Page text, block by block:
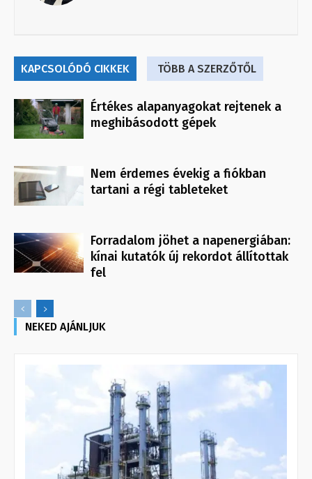
KAPCSOLÓDÓ CIKKEK TÖBB A SZERZŐTŐL
Értékes alapanyagokat rejtenek a
meghibásodott gépek
Nem érdemes évekig a fiókban
tartani a régi tableteket
Forradalom jöhet a napenergiában:
kínai kutatók új rekordot állítottak
fel
NEKED AJÁNLJUK